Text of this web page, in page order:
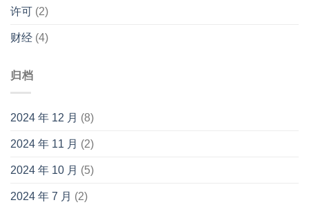
许可 (2)
财经 (4)
归档
2024 年 12 月 (8)
2024 年 11 月 (2)
2024 年 10 月 (5)
2024 年 7 月 (2)